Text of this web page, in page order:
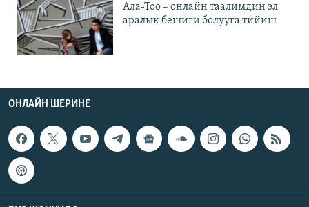
Ала-Тоо – онлайн таалимдин эл
аралык бешиги болууга тийиш
ОНЛАЙН ШЕРИНЕ